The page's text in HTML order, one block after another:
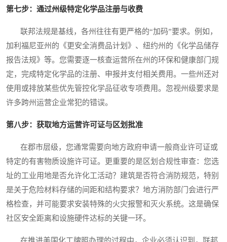
第七步：通过州级特定化学品注册与收费
联邦法规是基线，各州往往有更严格的“加码”要求。例如，
加利福尼亚州的《更安全消费品计划》、纽约州的《化学品储存
报告法规》等。您需要逐一核查运营所在州的环保和健康部门规
定，完成特定化学品的注册、申报并支付相关费用。一些州还对
使用或排放某些优先管控化学品征收专项费用。忽视州级要求是
许多跨州运营企业常犯的错误。
第八步：获取地方运营许可证与区划批准
在郡市层级，您通常需要向地方政府申请一般商业许可证或
特定的有害物质设施许可证。更重要的是区划合规性审查：您选
址的工业用地是否允许化工活动？建筑是否符合消防规范，特别
是关于危险材料存储的间距和结构要求？地方消防部门会进行严
格检查，并可能要求安装特殊的火灾报警和灭火系统。这是确保
社区安全距离和设施硬件达标的关键一环。
在推进美国化工牌照办理的过程中，企业必须认识到，联邦